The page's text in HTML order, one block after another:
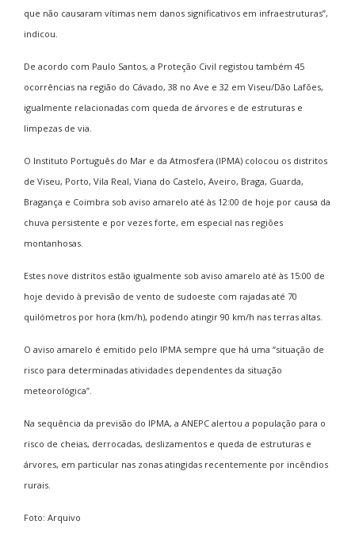
que não causaram vítimas nem danos significativos em infraestruturas”,
indicou.
De acordo com Paulo Santos, a Proteção Civil registou também 45
ocorrências na região do Cávado, 38 no Ave e 32 em Viseu/Dão Lafões,
igualmente relacionadas com queda de árvores e de estruturas e
limpezas de via.
O Instituto Português do Mar e da Atmosfera (IPMA) colocou os distritos
de Viseu, Porto, Vila Real, Viana do Castelo, Aveiro, Braga, Guarda,
Bragança e Coimbra sob aviso amarelo até às 12:00 de hoje por causa da
chuva persistente e por vezes forte, em especial nas regiões
montanhosas.
Estes nove distritos estão igualmente sob aviso amarelo até às 15:00 de
hoje devido à previsão de vento de sudoeste com rajadas até 70
quilómetros por hora (km/h), podendo atingir 90 km/h nas terras altas.
O aviso amarelo é emitido pelo IPMA sempre que há uma “situação de
risco para determinadas atividades dependentes da situação
meteorológica”.
Na sequência da previsão do IPMA, a ANEPC alertou a população para o
risco de cheias, derrocadas, deslizamentos e queda de estruturas e
árvores, em particular nas zonas atingidas recentemente por incêndios
rurais.
Foto: Arquivo